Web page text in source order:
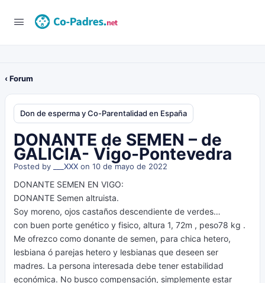
‹ Forum
Don de esperma y Co-Parentalidad en España
DONANTE de SEMEN – de
GALICIA- Vigo-Pontevedra
Posted by ___XXX on 10 de mayo de 2022
DONANTE SEMEN EN VIGO:
DONANTE Semen altruista.
Soy moreno, ojos castaños descendiente de verdes…
con buen porte genético y fisico, altura 1, 72m , peso78 kg .
Me ofrezco como donante de semen, para chica hetero,
lesbiana ó parejas hetero y lesbianas que deseen ser
madres. La persona interesada debe tener estabilidad
económica. No busco compensación, simplemente estar